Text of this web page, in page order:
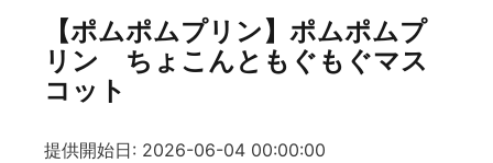
【ポムポムプリン】ポムポムプ
リン ちょこんともぐもぐマス
コット
提供開始日: 2026-06-04 00:00:00